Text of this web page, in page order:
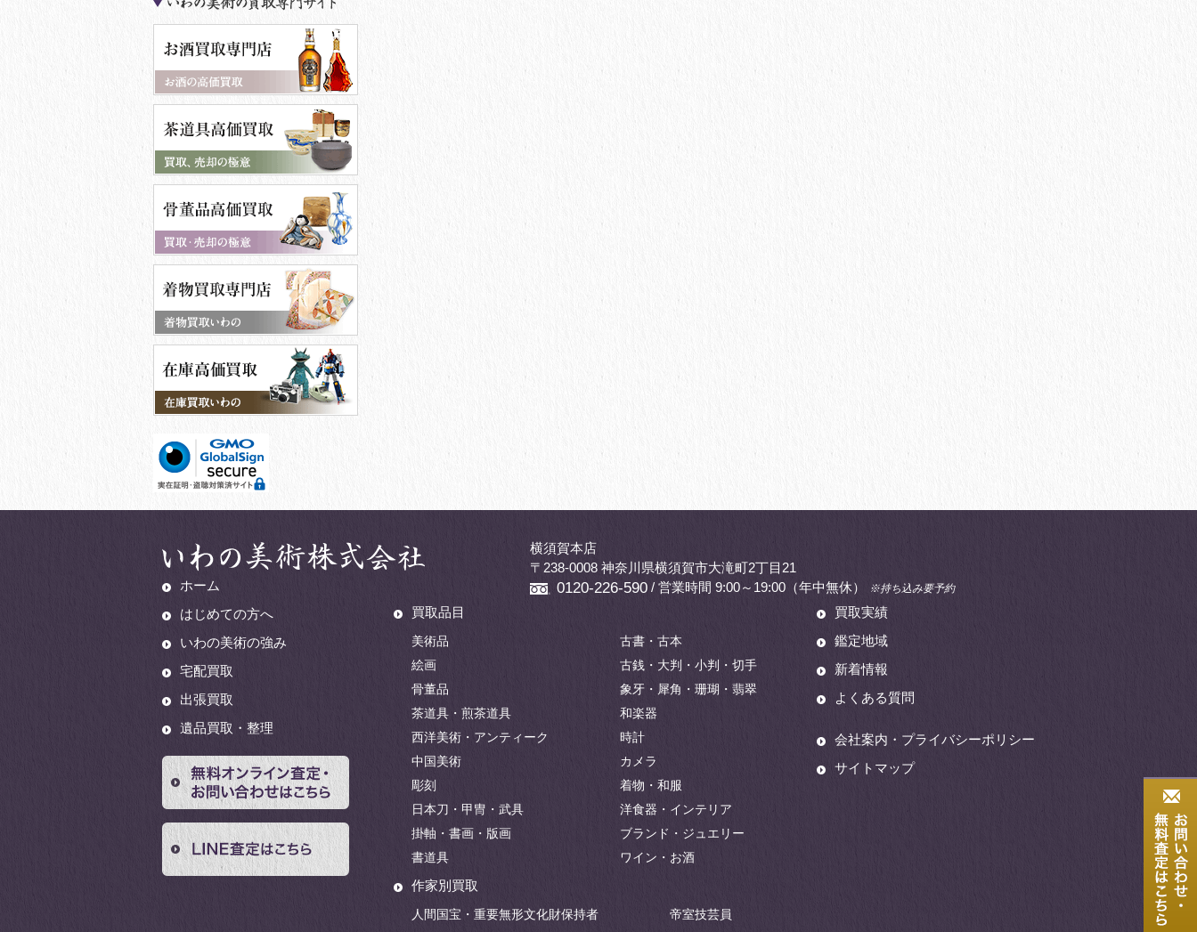
横須賀本店
〒238-0008 神奈川県横須賀市大滝町2丁目21
0120-226-590 / 営業時間 9:00～19:00（年中無休） ※持ち込み要予約
ホーム
はじめての方へ
いわの美術の強み
宅配買取
出張買取
遺品買取・整理
買取品目
美術品
絵画
骨董品
茶道具・煎茶道具
西洋美術・アンティーク
中国美術
彫刻
日本刀・甲冑・武具
掛軸・書画・版画
書道具
古書・古本
古銭・大判・小判・切手
象牙・犀角・珊瑚・翡翠
和楽器
時計
カメラ
着物・和服
洋食器・インテリア
ブランド・ジュエリー
ワイン・お酒
買取実績
鑑定地域
新着情報
よくある質問
会社案内・プライバシーポリシー
サイトマップ
作家別買取
人間国宝・重要無形文化財保持者
帝室技芸員